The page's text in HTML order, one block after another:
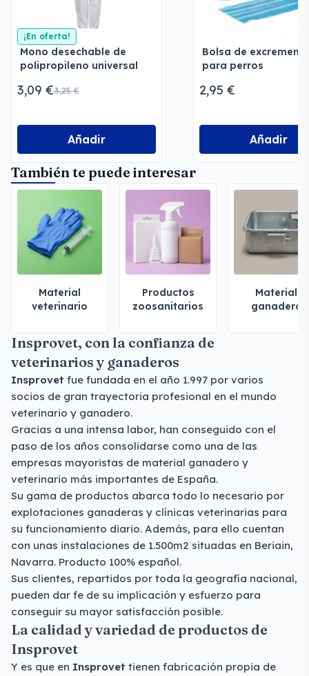
¡En oferta!
Mono desechable de
polipropileno universal
3,09 €3,25 €
Añadir
Bolsa de
para perros
2,95 €
Añadir
También te puede interesar
Material
veterinario
Productos
zoosanitarios
Material
ganadero
Insprovet, con la confianza de
veterinarios y ganaderos
Insprovet fue fundada en el año 1.997 por varios
socios de gran trayectoria profesional en el mundo
veterinario y ganadero.
Gracias a una intensa labor, han conseguido con el
paso de los años consolidarse como una de las
empresas mayoristas de material ganadero y
veterinario más importantes de España.
Su gama de productos abarca todo lo necesario por
explotaciones ganaderas y clínicas veterinarias para
su funcionamiento diario. Además, para ello cuentan
con unas instalaciones de 1.500m2 situadas en Beriain,
Navarra. Producto 100% español.
Sus clientes, repartidos por toda la geografía nacional,
pueden dar fe de su implicación y esfuerzo para
conseguir su mayor satisfacción posible.
La calidad y variedad de productos de
Insprovet
Y es que en Insprovet tienen fabricación propia de